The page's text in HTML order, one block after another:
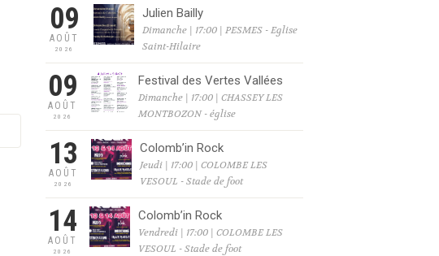
09
AOÛT
2026
Julien Bailly
Dimanche | 17:00 | PESMES - Eglise
Saint-Hilaire
09
AOÛT
2026
Festival des Vertes Vallées
Dimanche | 17:00 | CHASSEY LES
MONTBOZON - église
13
AOÛT
2026
Colomb’in Rock
Jeudi | 17:00 | COLOMBE LES
VESOUL - Stade de foot
14
AOÛT
2026
Colomb’in Rock
Vendredi | 17:00 | COLOMBE LES
VESOUL - Stade de foot